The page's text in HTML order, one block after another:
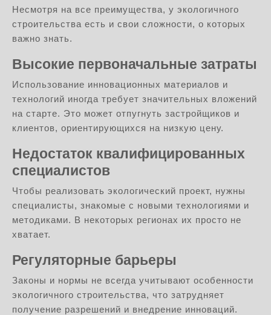
Несмотря на все преимущества, у экологичного
строительства есть и свои сложности, о которых
важно знать.
Высокие первоначальные затраты
Использование инновационных материалов и
технологий иногда требует значительных вложений
на старте. Это может отпугнуть застройщиков и
клиентов, ориентирующихся на низкую цену.
Недостаток квалифицированных
специалистов
Чтобы реализовать экологический проект, нужны
специалисты, знакомые с новыми технологиями и
методиками. В некоторых регионах их просто не
хватает.
Регуляторные барьеры
Законы и нормы не всегда учитывают особенности
экологичного строительства, что затрудняет
получение разрешений и внедрение инноваций.